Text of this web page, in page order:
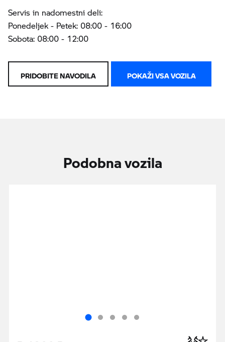
Servis in nadomestni deli:
Ponedeljek - Petek: 08:00 - 16:00
Sobota: 08:00 - 12:00
PRIDOBITE NAVODILA POKAŽI VSA VOZILA
Podobna vozila